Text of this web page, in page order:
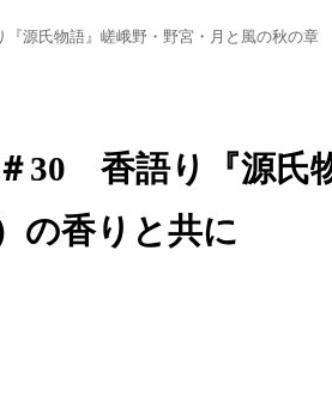
『源氏物語』嵯峨野・野宮・月と風の秋の
30 香語り『源氏
香りと共に